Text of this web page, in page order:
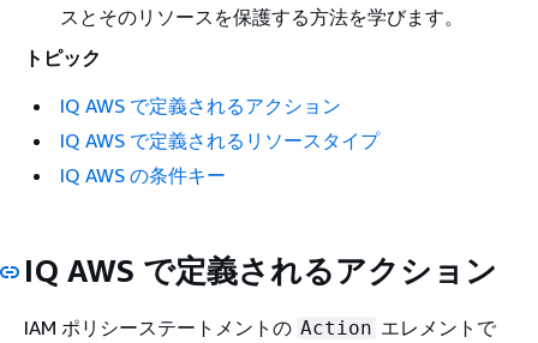
スとそのリソースを保護する方法を学びます。
トピック
IQ AWS で定義されるアクション
IQ AWS で定義されるリソースタイプ
IQ AWS の条件キー
IQ AWS で定義されるアクション
IAM ポリシーステートメントの Action エレメントで